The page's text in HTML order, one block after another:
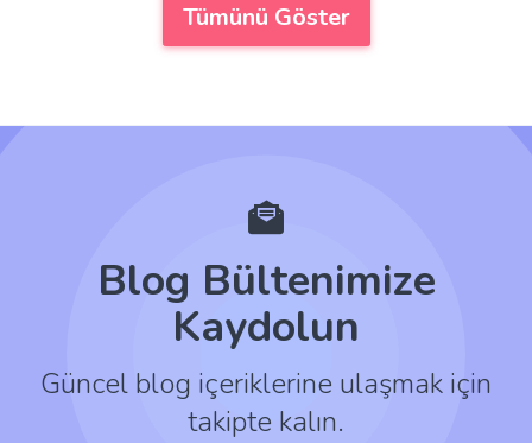
Tümünü Göster
Blog Bültenimize
Kaydolun
Güncel blog içeriklerine ulaşmak için
takipte kalın.